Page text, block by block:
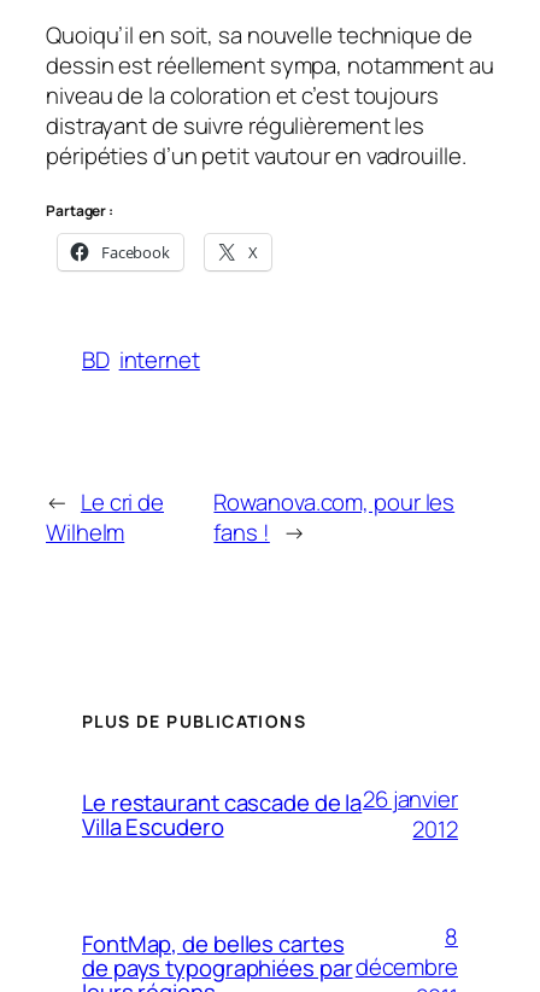
Quoiqu’il en soit, sa nouvelle technique de
dessin est réellement sympa, notamment au
niveau de la coloration et c’est toujours
distrayant de suivre régulièrement les
péripéties d’un petit vautour en vadrouille.
Partager :
Facebook X
BD internet
← Le cri de
Wilhelm
Rowanova.com, pour les
fans ! →
PLUS DE PUBLICATIONS
Le restaurant cascade de la
Villa Escudero
26 janvier
2012
FontMap, de belles cartes
de pays typographiées par
8
décembre